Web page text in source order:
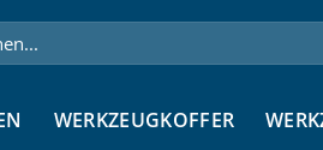
WERKZEUGKOFFER